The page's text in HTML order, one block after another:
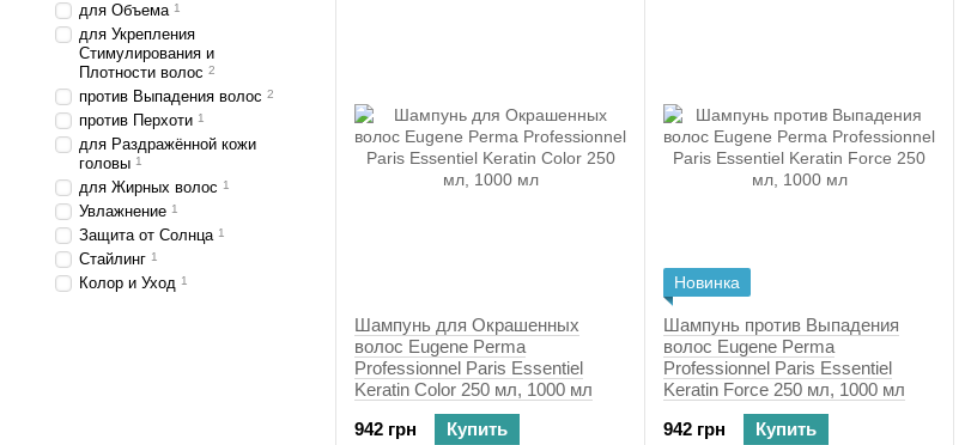
Шампунь для Окрашенных
волос Eugene Perma
Professionnel Paris Essentiel
Keratin Color 250 мл, 1000 мл
942 грн
Купить
Новинка
Шампунь против Выпадения
волос Eugene Perma
Professionnel Paris Essentiel
Keratin Force 250 мл, 1000 мл
942 грн
Купить
для Объема 1
для Укрепления
Стимулирования и
Плотности волос 2
против Выпадения волос 2
против Перхоти 1
для Раздражённой кожи
головы 1
для Жирных волос 1
Увлажнение 1
Защита от Солнца 1
Стайлинг 1
Колор и Уход 1